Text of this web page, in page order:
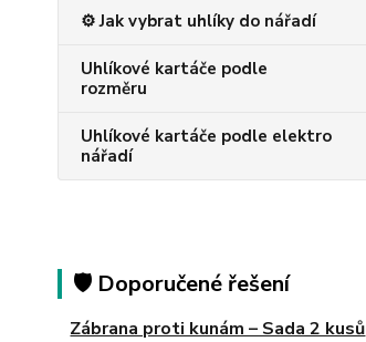
⚙️ Jak vybrat uhlíky do nářadí
Uhlíkové kartáče podle
rozměru
Uhlíkové kartáče podle elektro
nářadí
🛡️ Doporučené řešení
Zábrana proti kunám – Sada 2 kusů